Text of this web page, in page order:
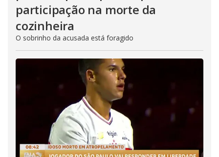
participação na morte da
cozinheira
O sobrinho da acusada está foragido